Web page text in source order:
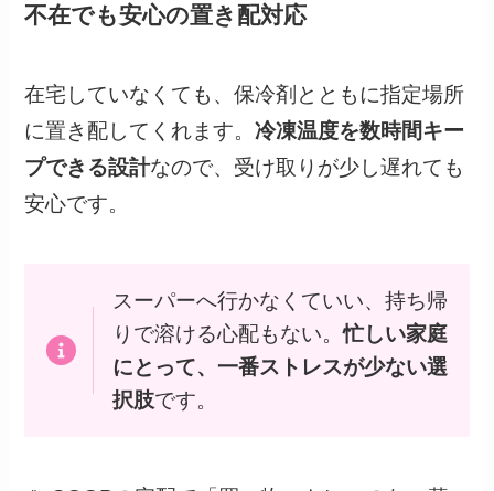
不在でも安心の置き配対応
在宅していなくても、保冷剤とともに指定場所
に置き配してくれます。冷凍温度を数時間キー
プできる設計なので、受け取りが少し遅れても
安心です。
スーパーへ行かなくていい、持ち帰
りで溶ける心配もない。忙しい家庭
にとって、一番ストレスが少ない選
択肢です。